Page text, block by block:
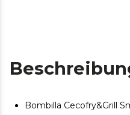
Bombilla Cecofry&Grill